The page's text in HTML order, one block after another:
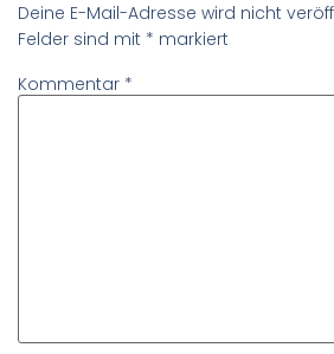
Deine E-Mail-Adresse wird nicht
Felder sind mit * markiert
Kommentar *